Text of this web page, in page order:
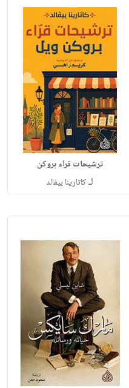
ترشيحات قراء بروكن
لـكاتارينا بيفالد